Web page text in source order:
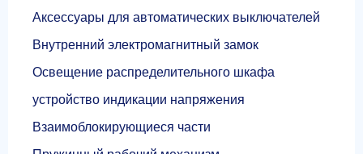
Аксессуары для автоматических выключателей
Внутренний электромагнитный замок
Освещение распределительного шкафа
устройство индикации напряжения
Взаимоблокирующиеся части